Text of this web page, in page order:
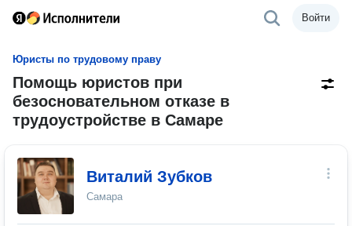
Войти
Юристы по трудовому праву
Помощь юристов при
безосновательном отказе в
трудоустройстве в Самаре
Виталий Зубков
Самара